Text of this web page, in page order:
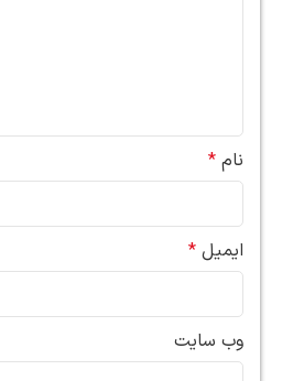
نام *
ایمیل *
وب‌ سایت